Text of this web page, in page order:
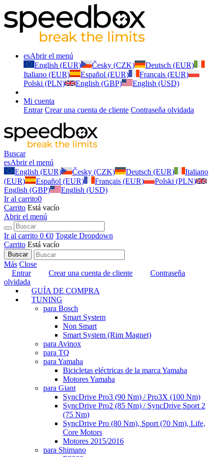
esAbrir el menú
English (EUR)
Česky (CZK)
Deutsch (EUR)
Italiano (EUR)
Español (EUR)
Français (EUR)
Polski (PLN)
English (GBP) English (USD)
Mi cuenta
Entrar Crear una cuenta de cliente Contraseňa olvidada
Buscar
esAbrir el menú
English (EUR)
Česky (CZK) Deutsch (EUR)
Italiano
(EUR)
Español (EUR) Français (EUR)
Polski (PLN)
English (GBP)
English (USD)
Ir al carrito0
Carrito Está vacío
Abrir el menú
Ir al carrito 0 €0 Toggle Dropdown
Carrito Está vacío
Buscar
Más Close
Entrar
Crear una cuenta de cliente
Contraseňa
olvidada
GUÍA DE COMPRA
TUNING
para Bosch
Smart System
Non Smart
Smart System (Rim Magnet)
para Avinox
para TQ
para Yamaha
Bicicletas eléctricas de la marca Yamaha
Motores Yamaha
para Giant
SyncDrive Pro3 (90 Nm) / Pro3X (100 Nm)
SyncDrive Pro2 (85 Nm) / SyncDrive Sport 2
(75 Nm)
SyncDrive Pro (80 Nm), Sport (70 Nm), Life,
Core Motors
Motores 2015/2016
para Shimano